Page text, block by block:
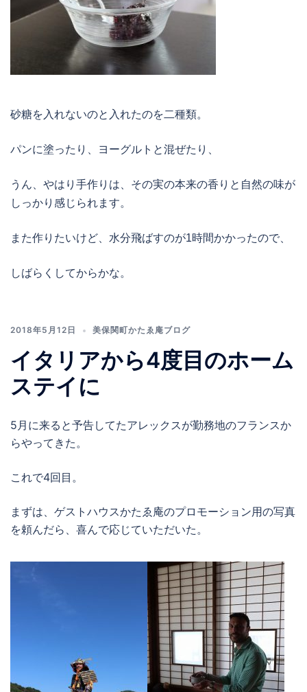
砂糖を入れないのと入れたのを二種類。
パンに塗ったり、ヨーグルトと混ぜたり、
うん、やはり手作りは、その実の本来の香りと自然の味が
しっかり感じられます。
また作りたいけど、水分飛ばすのが1時間かかったので、
しばらくしてからかな。
2018年5月12日 美保関町かたゑ庵ブログ
イタリアから4度目のホーム
ステイに
5月に来ると予告してたアレックスが勤務地のフランスか
らやってきた。
これで4回目。
まずは、ゲストハウスかたゑ庵のプロモーション用の写真
を頼んだら、喜んで応じていただいた。